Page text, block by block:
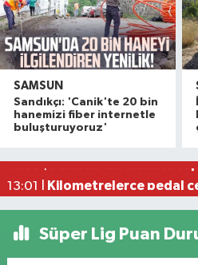
SAMSUN
Sandıkçı: 'Canik'te 20 bin
hanemizi fiber internetle
buluşturuyoruz'
14:11 |Samsun'da çocukların
13:58 |Çalıştığı okul
13:23 | Yeni Parti'den fındık
13:01 | Kilometrelerce pedal
Süper Lig Puan